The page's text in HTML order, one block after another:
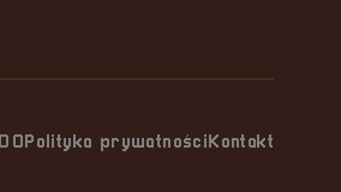
Polityka prywatności Kontakt